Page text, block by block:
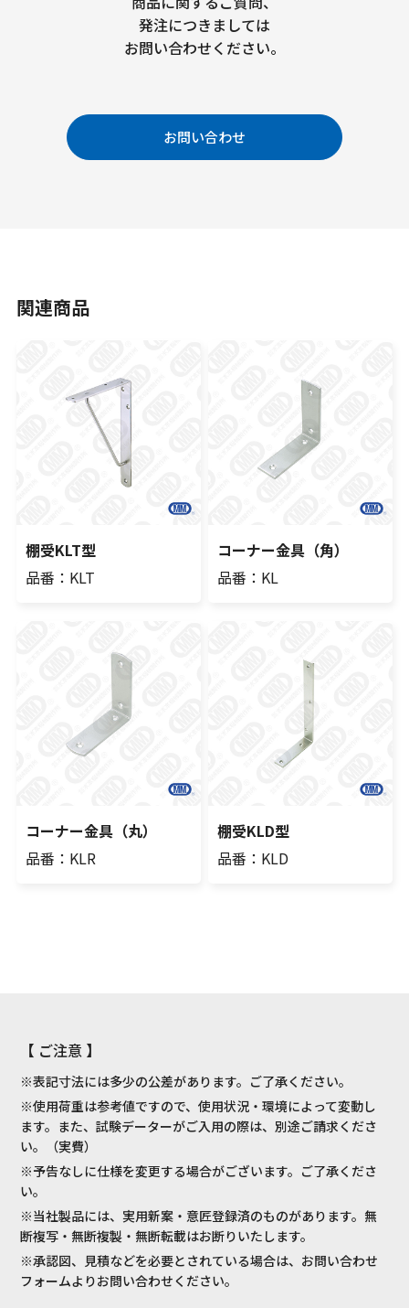
発注につきましては
お問い合わせください。
お問い合わせ
関連商品
棚受KLT型
品番：KLT
コーナー金具（角）
品番：KL
コーナー金具（丸）
品番：KLR
棚受KLD型
品番：KLD
【 ご注意 】
※表記寸法には多少の公差があります。ご了承ください。
※使用荷重は参考値ですので、使用状況・環境によって変動し
ます。また、試験データーがご入用の際は、別途ご請求くださ
い。（実費）
※予告なしに仕様を変更する場合がございます。ご了承くださ
い。
※当社製品には、実用新案・意匠登録済のものがあります。無
断複写・無断複製・無断転載はお断りいたします。
※承認図、見積などを必要とされている場合は、お問い合わせ
フォームよりお問い合わせください。